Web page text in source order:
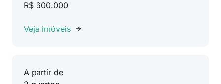
R$ 600.000
Veja imóveis
A partir de